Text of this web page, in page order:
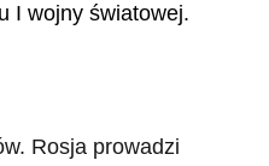
I wojny światowej.
Rosja prowadzi